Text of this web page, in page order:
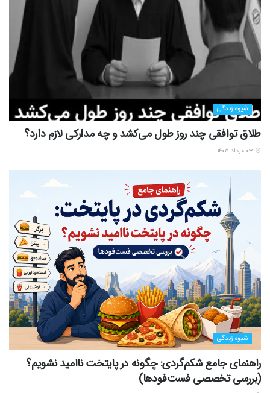
شیوه زندگی
طلاق توافقی چند روز طول می‌کشد و چه مدارکی لازم دارد؟
شیوه زندگی
راهنمای جامع شکم‌گردی: چگونه در پایتخت ناامید نشویم؟
(بررسی تخصصی فست‌فودها)